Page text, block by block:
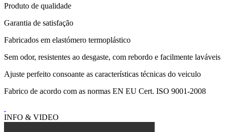
Produto de qualidade
Garantia de satisfação
Fabricados em elastómero termoplástico
Sem odor, resistentes ao desgaste, com rebordo e facilmente laváveis
Ajuste perfeito consoante as características técnicas do veiculo
Fabrico de acordo com as normas EN EU Cert. ISO 9001-2008
INFO & VIDEO